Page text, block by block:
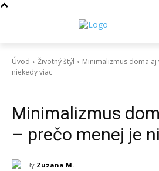
Úvod Životný štýl
Minimalizmus doma
niekedy viac
Minimalizmus
– prečo menej je
By Zuzana M.